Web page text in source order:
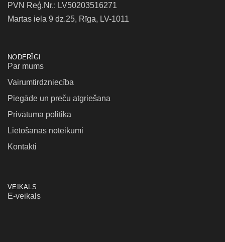
PVN Reģ.Nr.: LV50203516271
Martas iela 9 dz.25, Rīga, LV-1011
NODERĪGI
Par mums
Vairumtirdzniecība
Piegāde un preču atgriešana
Privātuma politika
Lietošanas noteikumi
Kontakti
VEIKALS
E-veikals